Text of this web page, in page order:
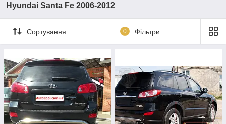
Hyundai Santa Fe 2006-2012
Сортування 0 Фільтри